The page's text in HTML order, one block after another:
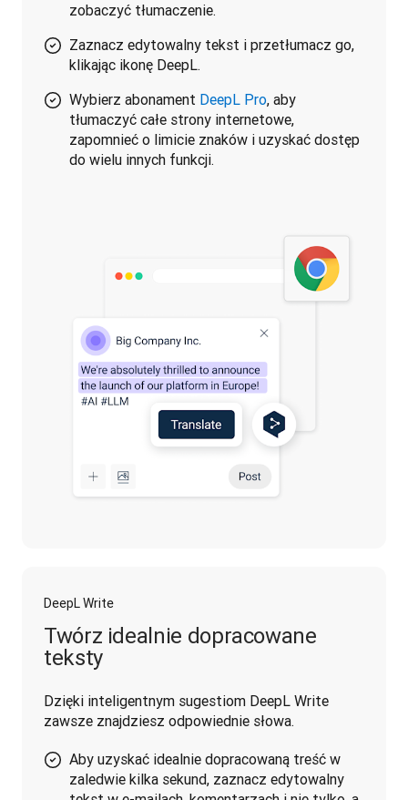
zobaczyć tłumaczenie.
Zaznacz edytowalny tekst i przetłumacz go,
klikając ikonę DeepL.
Wybierz abonament DeepL Pro, aby
tłumaczyć całe strony internetowe,
zapomnieć o limicie znaków i uzyskać dostęp
do wielu innych funkcji.
DeepL Write
Twórz idealnie dopracowane
teksty
Dzięki inteligentnym sugestiom DeepL Write
zawsze znajdziesz odpowiednie słowa.
Aby uzyskać idealnie dopracowaną treść w
zaledwie kilka sekund, zaznacz edytowalny